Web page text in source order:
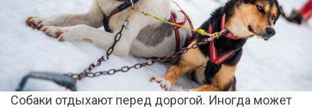
Собаки отдыхают перед дорогой. Иногда может